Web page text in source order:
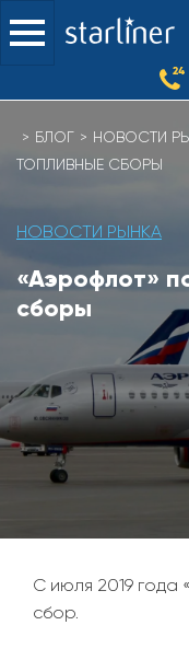
БЛОГ НОВОСТИ
ТОПЛИВНЫЕ СБОРЫ
НОВОСТИ РЫНКА
«Аэрофлот»
сборы
С июля 2019 года
сбор.